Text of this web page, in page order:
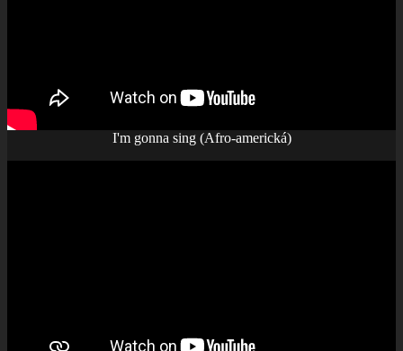
I'm gonna sing (Afro-americká)